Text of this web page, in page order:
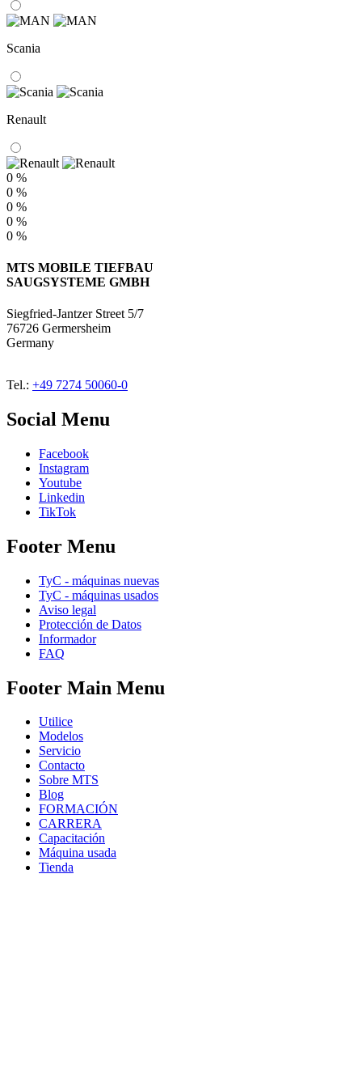
Scania
Renault
0 %
0 %
0 %
0 %
0 %
MTS MOBILE TIEFBAU
SAUGSYSTEME GMBH
Siegfried-Jantzer Street 5/7
76726 Germersheim
Germany
Tel.: +49 7274 50060-0
Social Menu
Facebook
Instagram
Youtube
Linkedin
TikTok
Footer Menu
TyC - máquinas nuevas
TyC - máquinas usados
Aviso legal
Protección de Datos
Informador
FAQ
Footer Main Menu
Utilice
Modelos
Servicio
Contacto
Sobre MTS
Blog
FORMACIÓN
CARRERA
Capacitación
Máquina usada
Tienda